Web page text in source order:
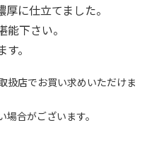
に仕立てました。
下さい。
。
店でお買い求めいただけま
合がございます。